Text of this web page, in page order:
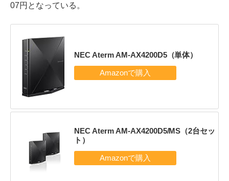
07円となっている。
NEC Aterm AM-AX4200D5（単体）
NEC Aterm AM-AX4200D5/MS（2台セッ
ト）